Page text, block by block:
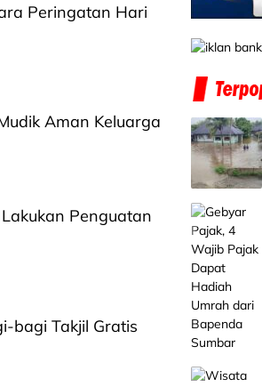
Peringatan Hari
Aman Keluarga
Penguatan
bagi Takjil Gratis